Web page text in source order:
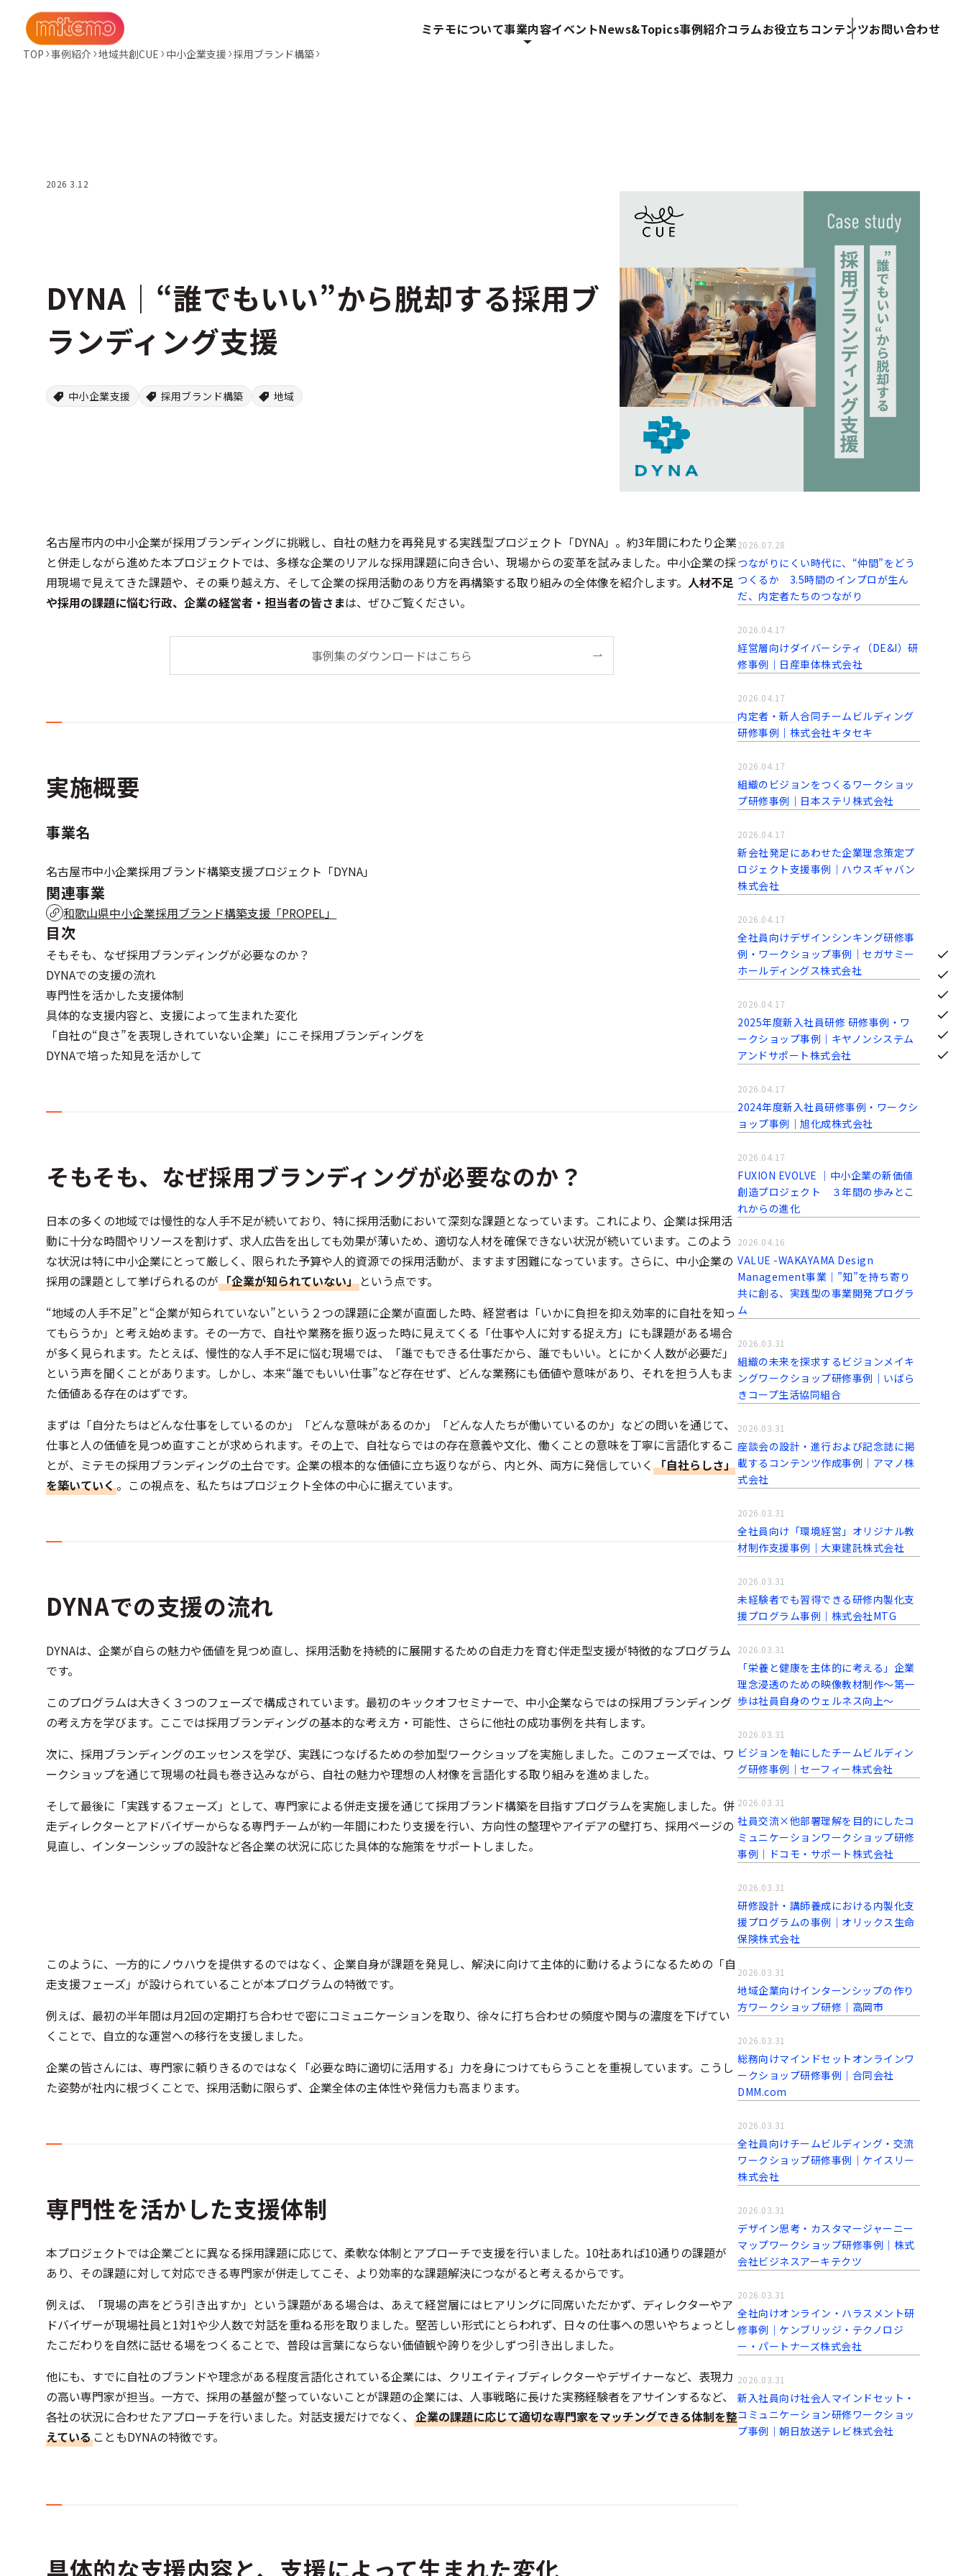
ミテモについて事業内容イベントNews&Topics事例紹介コラムお役立ちコンテンツお問い合わせ
TOP 事例紹介 地域共創CUE 中小企業支援 採用ブランド構築
2026 3.12
DYNA｜“誰でもいい”から脱却する採用ブ
ランディング支援
中小企業支援 採用ブランド構築 地域
名古屋市内の中小企業が採用ブランディングに挑戦し、自社の魅力を再発見する実践型プロジェクト「DYNA」。約3年間にわたり企業
と併走しながら進めた本プロジェクトでは、多様な企業のリアルな採用課題に向き合い、現場からの変革を試みました。中小企業の採
用現場で見えてきた課題や、その乗り越え方、そして企業の採用活動のあり方を再構築する取り組みの全体像を紹介します。 人材不足
や採用の課題に悩む行政、企業の経営者・担当者の皆さまは、ぜひご覧ください。
事例集のダウンロードはこちら
実施概要
事業名
名古屋市中小企業採用ブランド構築支援プロジェクト「DYNA」
関連事業
和歌山県中小企業採用ブランド構築支援「PROPEL」
目次
そもそも、なぜ採用ブランディングが必要なのか？
DYNAでの支援の流れ
専門性を活かした支援体制​
具体的な支援内容と、支援によって生まれた変化
「自社の“良さ”を表現しきれていない企業」にこそ採用ブランディングを
DYNAで培った知見を活かして
そもそも、なぜ採用ブランディングが必要なのか？
日本の多くの地域では慢性的な人手不足が続いており、特に採用活動において深刻な課題となっています。これにより、企業は採用活
動に十分な時間やリソースを割けず、求人広告を出しても効果が薄いため、適切な人材を確保できない状況が続いています。このよう
な状況は特に中小企業にとって厳しく、限られた予算や人的資源での採用活動が、ますます困難になっています。さらに、中小企業の
採用の課題として挙げられるのが「企業が知られていない」 という点です。
“地域の人手不足”と“企業が知られていない”という２つの課題に企業が直面した時、経営者は「いかに負担を抑え効率的に自社を知っ
てもらうか」と考え始めます。その一方で、自社や業務を振り返った時に見えてくる「仕事や人に対する捉え方」にも課題がある場合
が多く見られます。たとえば、慢性的な人手不足に悩む現場では、「誰でもできる仕事だから、誰でもいい。とにかく人数が必要だ」
という声を聞くことがあります。しかし、本来“誰でもいい仕事”など存在せず、どんな業務にも価値や意味があり、それを担う人もま
た価値ある存在のはずです。
まずは「自分たちはどんな仕事をしているのか」「どんな意味があるのか」「どんな人たちが働いているのか」などの問いを通じて、
仕事と人の価値を見つめ直すことが求められます。その上で、自社ならではの存在意義や文化、働くことの意味を丁寧に言語化するこ
とが、ミテモの採用ブランディングの土台です。企業の根本的な価値に立ち返りながら、内と外、両方に発信していく 「自社らしさ」
を築いていく。この視点を、私たちはプロジェクト全体の中心に据えています。
DYNAでの支援の流れ
DYNAは、企業が自らの魅力や価値を見つめ直し、採用活動を持続的に展開するための自走力を育む伴走型支援が特徴的なプログラム
です。
このプログラムは大きく３つのフェーズで構成されています。最初のキックオフセミナーで、中小企業ならではの採用ブランディング
の考え方を学びます。ここでは採用ブランディングの基本的な考え方・可能性、さらに他社の成功事例を共有します。
次に、採用ブランディングのエッセンスを学び、実践につなげるための参加型ワークショップを実施しました。このフェーズでは、ワ
ークショップを通じて現場の社員も巻き込みながら、自社の魅力や理想の人材像を言語化する取り組みを進めました。
そして最後に「実践するフェーズ」として、専門家による併走支援を通じて採用ブランド構築を目指すプログラムを実施しました。併
走ディレクターとアドバイザーからなる専門チームが約一年間にわたり支援を行い、方向性の整理やアイデアの壁打ち、採用ページの
見直し、インターンシップの設計など各企業の状況に応じた具体的な施策をサポートしました。
このように、一方的にノウハウを提供するのではなく、企業自身が課題を発見し、解決に向けて主体的に動けるようになるための「自
走支援フェーズ」が設けられていることが本プログラムの特徴です。
例えば、最初の半年間は月2回の定期打ち合わせで密にコミュニケーションを取り、徐々に打ち合わせの頻度や関与の濃度を下げてい
くことで、自立的な運営への移行を支援しました。
企業の皆さんには、専門家に頼りきるのではなく「必要な時に適切に活用する」力を身につけてもらうことを重視しています。こうし
た姿勢が社内に根づくことで、採用活動に限らず、企業全体の主体性や発信力も高まります。
専門性を活かした支援体制
本プロジェクトでは企業ごとに異なる採用課題に応じて、柔軟な体制とアプローチで支援を行いました。10社あれば10通りの課題が
あり、その課題に対して対応できる専門家が併走してこそ、より効率的な課題解決につながると考えるからです。
例えば、「現場の声をどう引き出すか」という課題がある場合は、あえて経営層にはヒアリングに同席いただかず、ディレクターやア
ドバイザーが現場社員と1対1や少人数で対話を重ねる形を取りました。堅苦しい形式にとらわれず、日々の仕事への思いやちょっとし
たこだわりを自然に話せる場をつくることで、普段は言葉にならない価値観や誇りを少しずつ引き出しました。
他にも、すでに自社のブランドや理念がある程度言語化されている企業には、クリエイティブディレクターやデザイナーなど、表現力
の高い専門家が担当。一方で、採用の基盤が整っていないことが課題の企業には、人事戦略に長けた実務経験者をアサインするなど、
各社の状況に合わせたアプローチを行いました。対話支援だけでなく、 企業の課題に応じて適切な専門家をマッチングできる体制を整
えている こともDYNAの特徴です。
具体的な支援内容と、支援によって生まれた変化
つながりにくい時代に、“仲間”をどう
つくるか 3.5時間のインプロが生ん
だ、内定者たちのつながり
2026.07.28
経営層向けダイバーシティ（DE&I）研
修事例｜日産車体株式会社
2026.04.17
内定者・新人合同チームビルディング
研修事例｜株式会社キタセキ
2026.04.17
組織のビジョンをつくるワークショッ
プ研修事例｜日本ステリ株式会社
2026.04.17
新会社発足にあわせた企業理念策定プ
ロジェクト支援事例│ハウスギャバン
株式会社
2026.04.17
全社員向けデザインシンキング研修事
例・ワークショップ事例｜セガサミー
ホールディングス株式会社
2026.04.17
2025年度新入社員研修 研修事例・ワ
ークショップ事例｜キヤノンシステム
アンドサポート株式会社
2026.04.17
2024年度新入社員研修事例・ワークシ
ョップ事例｜旭化成株式会社
2026.04.17
FUXION EVOLVE │中小企業の新価値
創造プロジェクト ３年間の歩みとこ
れからの進化
2026.04.17
VALUE -WAKAYAMA Design
Management事業│”知”を持ち寄り
共に創る、実践型の事業開発プログラ
ム
2026.04.16
組織の未来を探求するビジョンメイキ
ングワークショップ研修事例│いばら
きコープ生活協同組合
2026.03.31
座談会の設計・進行および記念誌に掲
載するコンテンツ作成事例│アマノ株
式会社
2026.03.31
全社員向け「環境経営」オリジナル教
材制作支援事例│大東建託株式会社
2026.03.31
未経験者でも習得できる研修内製化支
援プログラム事例│株式会社MTG
2026.03.31
「栄養と健康を主体的に考える」企業
理念浸透のための映像教材制作～第一
歩は社員自身のウェルネス向上～
2026.03.31
ビジョンを軸にしたチームビルディン
グ研修事例｜セーフィー株式会社
2026.03.31
社員交流×他部署理解を目的にしたコ
ミュニケーションワークショップ研修
事例│ドコモ・サポート株式会社
2026.03.31
研修設計・講師養成における内製化支
援プログラムの事例│オリックス生命
保険株式会社
2026.03.31
地域企業向けインターンシップの作り
方ワークショップ研修│高岡市
2026.03.31
総務向けマインドセットオンラインワ
ークショップ研修事例│合同会社
DMM.com
2026.03.31
全社員向けチームビルディング・交流
ワークショップ研修事例│ケイスリー
株式会社
2026.03.31
デザイン思考・カスタマージャーニー
マップワークショップ研修事例│株式
会社ビジネスアーキテクツ
2026.03.31
全社向けオンライン・ハラスメント研
修事例│ケンブリッジ・テクノロジ
ー・パートナーズ株式会社
2026.03.31
新入社員向け社会人マインドセット・
コミュニケーション研修ワークショッ
プ事例│朝日放送テレビ株式会社
2026.03.31